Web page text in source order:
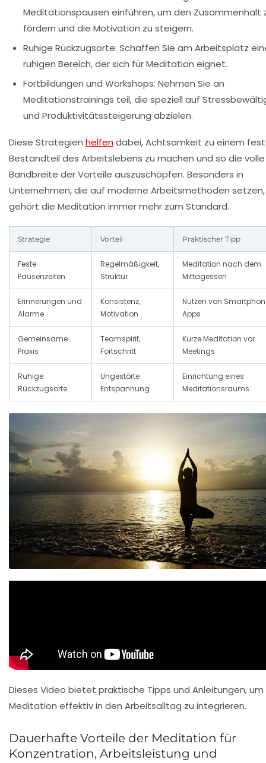
Meditationspausen einführen, um den Zusammenhalt
fördern und die Motivation zu steigern.
Ruhige Rückzugsorte: Schaffen Sie am Arbeitsplatz
ruhigen Bereich, der sich für Meditation eignet.
Fortbildungen und Workshops: Nehmen Sie an
Meditationstrainings teil, die speziell auf
und Produktivitätssteigerung abzielen.
Diese Strategien helfendabei, Achtsamkeit zu einem
Bestandteil des Arbeitslebens zu machen und so die volle
Bandbreite der Vorteile auszuschöpfen. Besonders in
Unternehmen, die auf moderne Arbeitsmethoden setzen,
gehört die Meditation immer mehr zum Standard.
Strategie Vorteil Praktischer Tipp
Feste
Pausenzeiten
Regelmäßigkeit,
Struktur
Meditation nach dem
Mittagessen
Erinnerungen und
Alarme
Konsistenz,
Motivation
Nutzen von
Apps
Gemeinsame
Praxis
Teamspirit,
Fortschritt
Kurze Meditation vor
Meetings
Ruhige
Rückzugsorte
Ungestörte
Entspannung
Einrichtung eines
Meditationsraums
Dieses Video bietet praktische Tipps und Anleitungen, um
Meditation effektiv in den Arbeitsalltag zu integrieren.
Dauerhafte Vorteile der Meditation für
Konzentration, Arbeitsleistung und